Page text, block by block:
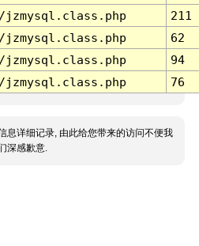
211
62
94
76
息详细记录, 由此给您带来的访问不便我
深感歉意.